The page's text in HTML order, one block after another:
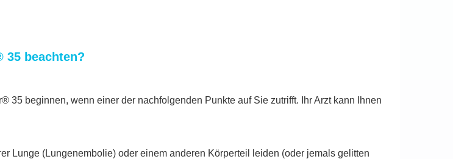
35 beachten?
35 beginnen, wenn einer der nachfolgenden Punkte auf Sie zutrifft. Ihr Arzt kann Ihnen
Lunge (Lungenembolie) oder einem anderen Körperteil leiden (oder jemals gelitten